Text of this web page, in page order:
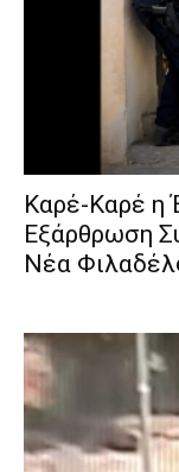
Καρέ-Καρέ η
Εξάρθρωση
Νέα